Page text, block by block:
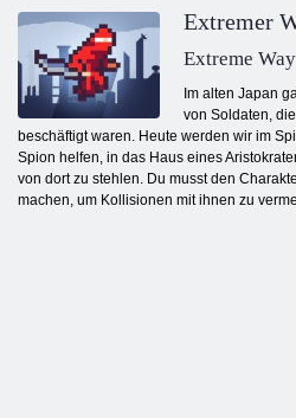
Extremer
Extreme Way
Im alten Japan
von Soldaten,
beschäftigt waren. Heute werden wir im
Spion helfen, in das Haus eines
von dort zu stehlen. Du musst den
machen, um Kollisionen mit ihnen zu